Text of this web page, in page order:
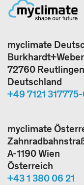
myclimate
72760 Reutlingen
Deutschland
+49 7121
myclimate
A-1190 Wien
Österreich
+43 1 380 06 21